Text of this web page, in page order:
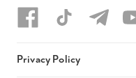
Privacy Policy